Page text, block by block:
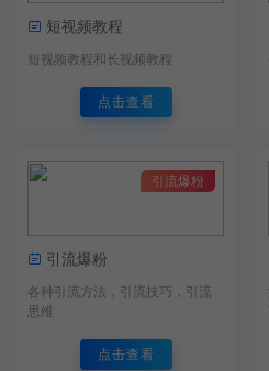
短视频教程
短视频教程和长视频教程
点击查看
引流爆粉
引流爆粉
各种引流方法，引流技巧，引流
思维
点击查看